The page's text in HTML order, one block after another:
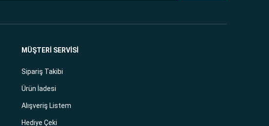
MÜŞTERİ SERVİSİ
Sipariş Takibi
Ürün İadesi
Alışveriş Listem
Hediye Çeki